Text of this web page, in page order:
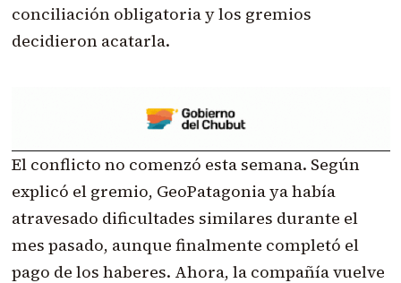
conciliación obligatoria y los gremios
decidieron acatarla.
El conflicto no comenzó esta semana. Según
explicó el gremio, GeoPatagonia ya había
atravesado dificultades similares durante el
mes pasado, aunque finalmente completó el
pago de los haberes. Ahora, la compañía vuelve